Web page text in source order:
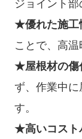
ジョイント部
★優れた施工
ことで、高温
★屋根材の傷
ず、作業中に
す。
★高いコスト